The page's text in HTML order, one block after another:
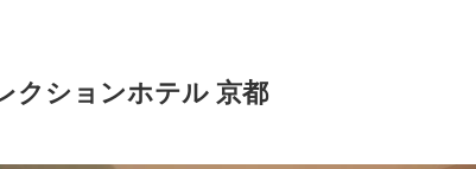
クションホテル 京都